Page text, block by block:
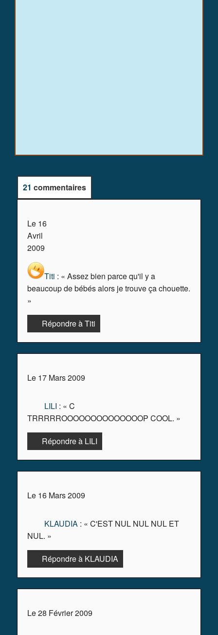
21 commentaires
Le 16
Avril
2009
Titi : « Assez bien parce qu'il y a
beaucoup de bébés alors je trouve ça chouette.
»
Répondre à Titi
Le 17 Mars 2009
LILI : « C
TRRRRROOOOOOOOOOOOOOP COOL. »
Répondre à LILI
Le 16 Mars 2009
KLAUDIA : « C'EST NUL NUL NUL ET
NUL. »
Répondre à KLAUDIA
Le 28 Février 2009